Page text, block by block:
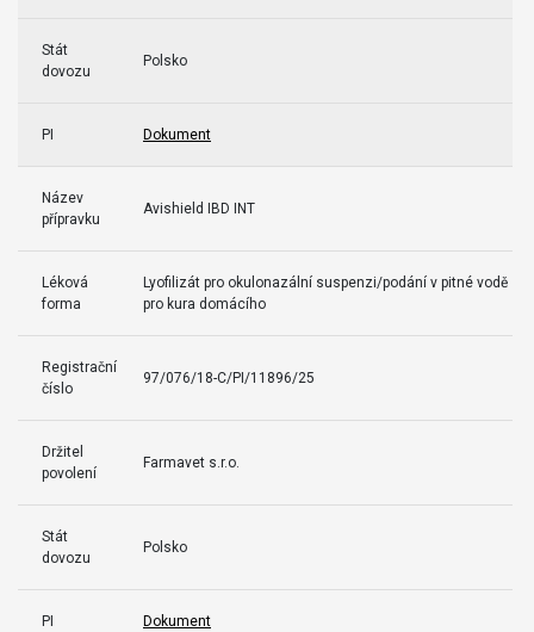
Stát
dovozu
Polsko
PI Dokument
Název
přípravku
Avishield IBD INT
Léková
forma
Lyofilizát pro okulonazální suspenzi/podání v pitné vodě
pro kura domácího
Registrační
číslo
97/076/18-C/PI/11896/25
Držitel
povolení
Farmavet s.r.o.
Stát
dovozu
Polsko
PI Dokument